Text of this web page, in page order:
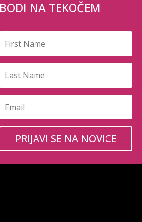
BODI NA TEKOČEM
PRIJAVI SE NA NOVICE